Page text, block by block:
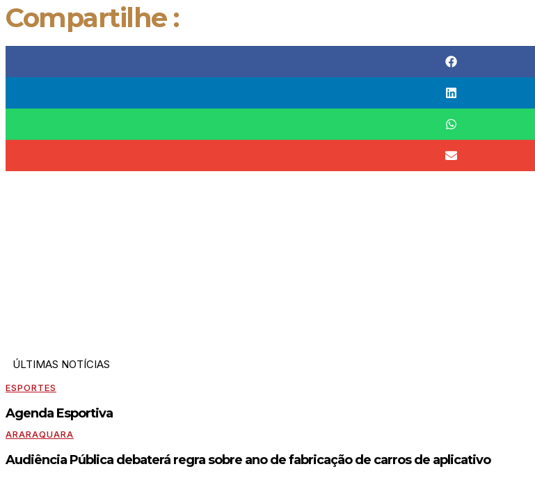
Compartilhe :
ÚLTIMAS NOTÍCIAS
ESPORTES
Agenda Esportiva
ARARAQUARA
Audiência Pública debaterá regra sobre ano de fabricação de carros de aplicativo